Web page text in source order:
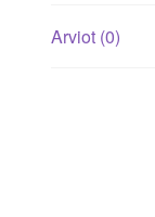
Arviot (0)